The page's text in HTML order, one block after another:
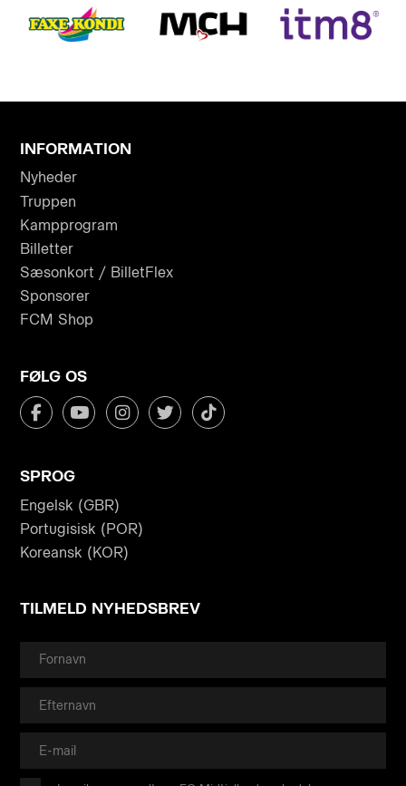
INFORMATION
Nyheder
Truppen
Kampprogram
Billetter
Sæsonkort / BilletFlex
Sponsorer
FCM Shop
FØLG OS
SPROG
Engelsk (GBR)
Portugisisk (POR)
Koreansk (KOR)
TILMELD NYHEDSBREV